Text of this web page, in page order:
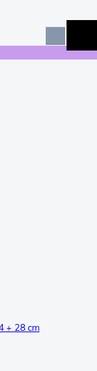
+ 28 cm